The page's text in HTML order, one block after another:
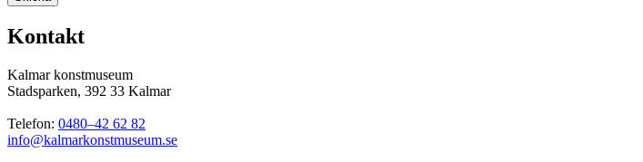
Kontakt
Kalmar konstmuseum
Stadsparken, 392 33 Kalmar
Telefon: 0480–42 62 82
info@kalmarkonstmuseum.se